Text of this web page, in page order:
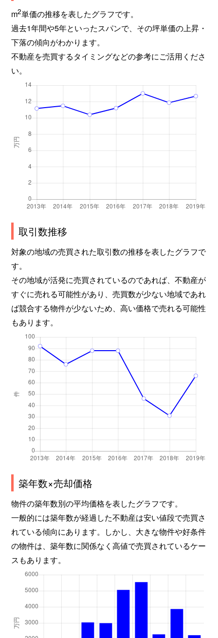
m2単価の推移を表したグラフです。
過去1年間や5年といったスパンで、その坪単価の上昇・
下落の傾向がわかります。
不動産を売買するタイミングなどの参考にご活用くださ
い。
取引数推移
対象の地域の売買された取引数の推移を表したグラフで
す。
その地域が活発に売買されているのであれば、不動産が
すぐに売れる可能性があり、売買数が少ない地域であれ
ば競合する物件が少ないため、高い価格で売れる可能性
もあります。
築年数×売却価格
物件の築年数別の平均価格を表したグラフです。
一般的には築年数が経過した不動産は安い値段で売買さ
れている傾向にあります。しかし、大きな物件や好条件
の物件は、築年数に関係なく高値で売買されているケー
スもあります。